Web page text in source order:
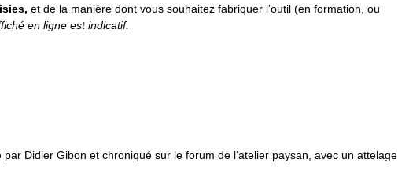
et de la manière dont vous souhaitez fabriquer l’outil (en formation, ou
en ligne est indicatif.
Didier Gibon et chroniqué sur le forum de l’atelier paysan, avec un attelage